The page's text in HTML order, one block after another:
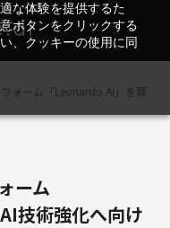
な体験を提供するた
ボタンをクリックする
、クッキーの使用に同
ォーム「Leonardo.AI」を買
ーム
技術強化へ向け